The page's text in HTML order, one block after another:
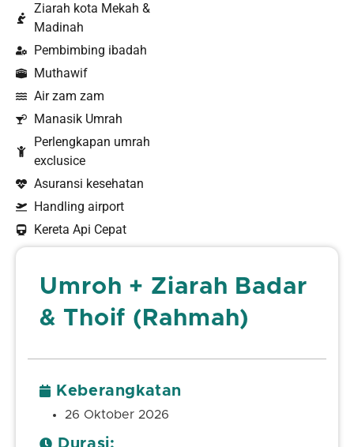
Ziarah kota Mekah &
Madinah
Pembimbing ibadah
Muthawif
Air zam zam
Manasik Umrah
Perlengkapan umrah
exclusice
Asuransi kesehatan
Handling airport
Kereta Api Cepat
Umroh + Ziarah Badar
& Thoif (Rahmah)
Keberangkatan
26 Oktober 2026
Durasi: